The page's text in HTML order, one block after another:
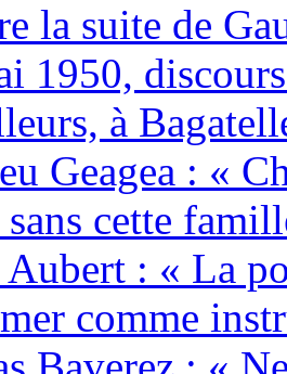
la suite de
1950,
à
Geagea : «
cette
: « La
comme